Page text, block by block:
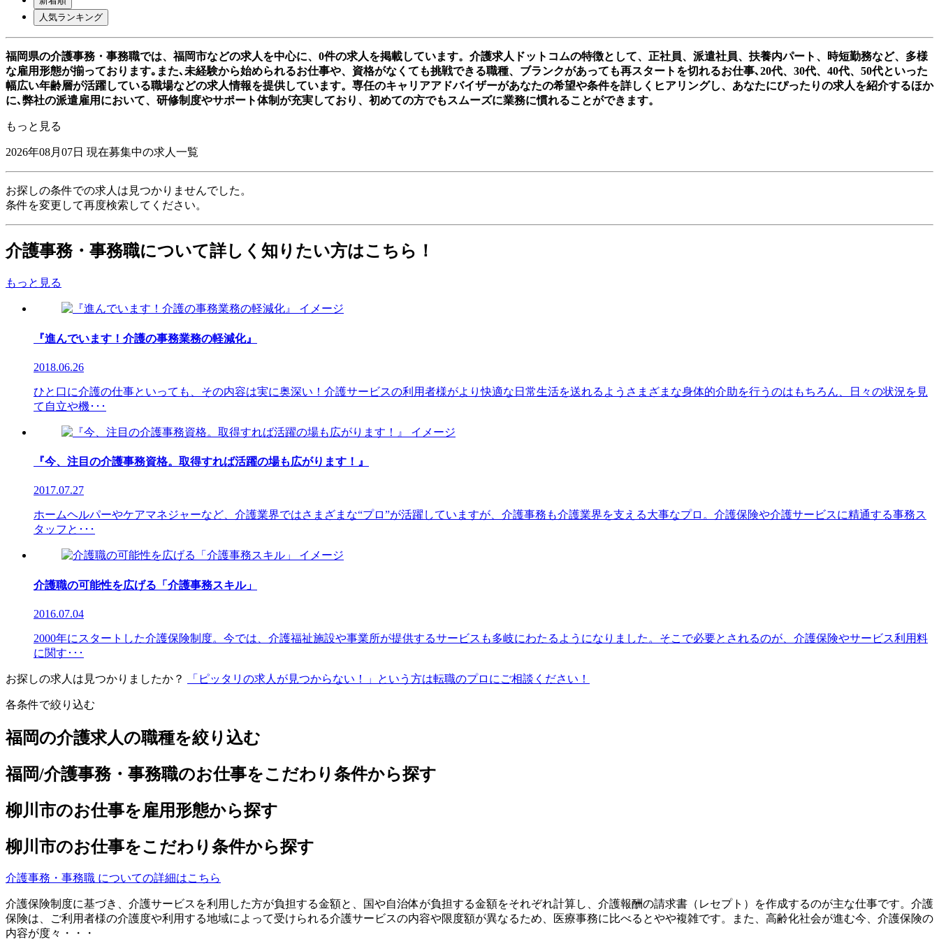
人気ランキング
福岡県の介護事務・事務職では、福岡市などの求人を中心に、0件の求人を掲載しています。介護求人ドットコムの特徴として、正社員、派遣社員、扶養内パート、時短勤務など、多様
な雇用形態が揃っております｡また､未経験から始められるお仕事や、資格がなくても挑戦できる職種、ブランクがあっても再スタートを切れるお仕事､20代、30代、40代、50代といった
幅広い年齢層が活躍している職場などの求人情報を提供しています。専任のキャリアアドバイザーがあなたの希望や条件を詳しくヒアリングし、あなたにぴったりの求人を紹介するほか
に､弊社の派遣雇用において、研修制度やサポート体制が充実しており、初めての方でもスムーズに業務に慣れることができます。
もっと見る
2026年08月07日 現在募集中の求人一覧
お探しの条件での求人は見つかりませんでした。
条件を変更して再度検索してください。
介護事務・事務職について詳しく知りたい方はこちら！
もっと見る
『進んでいます！介護の事務業務の軽減化』
2018.06.26
ひと口に介護の仕事といっても、その内容は実に奥深い！介護サービスの利用者様がより快適な日常生活を送れるようさまざまな身体的介助を行うのはもちろん、日々の状況を見
て自立や機･･･
『今、注目の介護事務資格。取得すれば活躍の場も広がります！』
2017.07.27
ホームヘルパーやケアマネジャーなど、介護業界ではさまざまな“プロ”が活躍していますが、介護事務も介護業界を支える大事なプロ。介護保険や介護サービスに精通する事務ス
タッフと･･･
介護職の可能性を広げる「介護事務スキル」
2016.07.04
2000年にスタートした介護保険制度。今では、介護福祉施設や事業所が提供するサービスも多岐にわたるようになりました。そこで必要とされるのが、介護保険やサービス利用料
に関す･･･
お探しの求人は見つかりましたか？ 「ピッタリの求人が見つからない！」という方は転職のプロにご相談ください！
各条件で絞り込む
福岡の介護求人の職種を絞り込む
福岡/介護事務・事務職のお仕事をこだわり条件から探す
柳川市のお仕事を雇用形態から探す
柳川市のお仕事をこだわり条件から探す
介護事務・事務職 についての詳細はこちら
介護保険制度に基づき、介護サービスを利用した方が負担する金額と、国や自治体が負担する金額をそれぞれ計算し、介護報酬の請求書（レセプト）を作成するのが主な仕事です。介護
保険は、ご利用者様の介護度や利用する地域によって受けられる介護サービスの内容や限度額が異なるため、医療事務に比べるとやや複雑です。また、高齢化社会が進む今、介護保険の
内容が度々・・・